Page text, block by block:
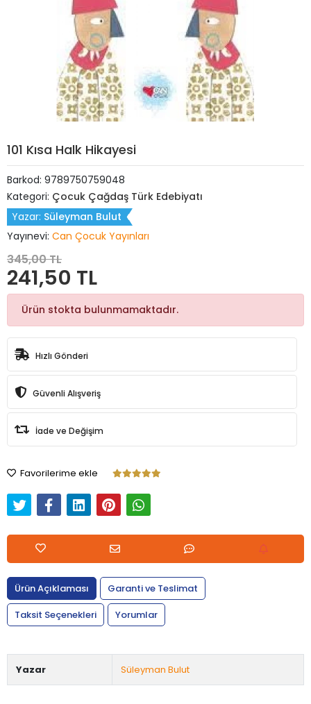
101 Kısa Halk Hikayesi
Barkod: 9789750759048
Kategori: Çocuk Çağdaş Türk Edebiyatı
Yazar: Süleyman Bulut
Yayınevi: Can Çocuk Yayınları
345,00 TL
241,50 TL
Ürün stokta bulunmamaktadır.
Hızlı Gönderi
Güvenli Alışveriş
İade ve Değişim
Favorilerime ekle
Ürün Açıklaması
Garanti ve Teslimat
Taksit Seçenekleri
Yorumlar
Yazar Süleyman Bulut